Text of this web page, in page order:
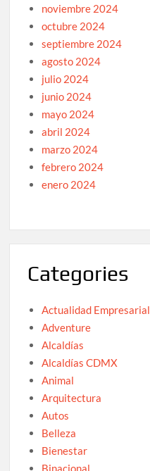
noviembre 2024
octubre 2024
septiembre 2024
agosto 2024
julio 2024
junio 2024
mayo 2024
abril 2024
marzo 2024
febrero 2024
enero 2024
Categories
Actualidad Empresarial
Adventure
Alcaldías
Alcaldías CDMX
Animal
Arquitectura
Autos
Belleza
Bienestar
Binacional